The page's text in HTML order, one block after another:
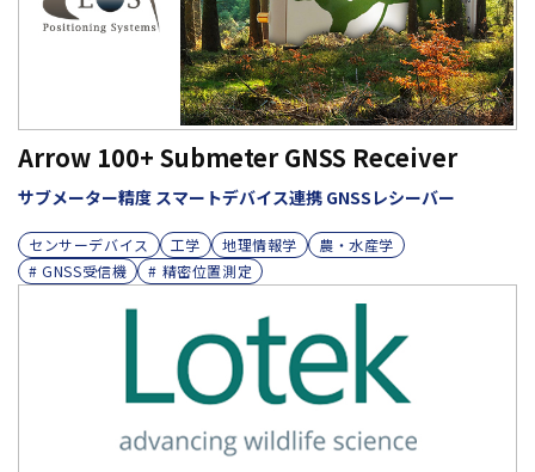
Arrow 100+ Submeter GNSS Receiver
サブメーター精度 スマートデバイス連携 GNSSレシーバー
センサーデバイス 工学 地理情報学
農・水産学
# GNSS受信機
# 精密位置測定